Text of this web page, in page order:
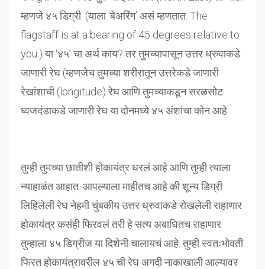
म्हणजे ४५ डिग्री. (याला ‘बेअरिंग’ असं म्हणतात. The
flagstaff is at a bearing of 45 degrees relative to
you.) या ‘४५’ चा अर्थ काय? तर तुमच्यापासून उत्तर ध्रुवाकडे
जाणारी रेघ (म्हणजेच तुमच्या शरीरातून उत्तरेकडे जाणारी
रेखांशाची (longitude) रेघ आणि तुमच्याकडून सरळसोट
ध्वजदंडाकडे जाणारी रेघ या दोनमध्ये ४५ अंशांचा कोन आहे.
तुम्ही तुमच्या छातीशी होकायंत्र धरलं आहे आणि तुम्ही त्याला
न्याहाळंत आहात. आपल्याला माहीतच आहे की शून्य डिग्री
लिहिलेली रेघ नेहमी चुंबकीय उत्तर ध्रुवाकडे रोखलेली राहाणार.
होकायंत्र कसंही फिरवलं तरी हे सत्य अबाधितच राहाणार.
तुम्हाला ४५ डिग्रीज या दिशेनी चालायचं आहे. तुम्ही स्वतःभोवती
फिरत होकायंत्रावरील ४५ ची रेघ अगदी नाकाखाली आल्यावर